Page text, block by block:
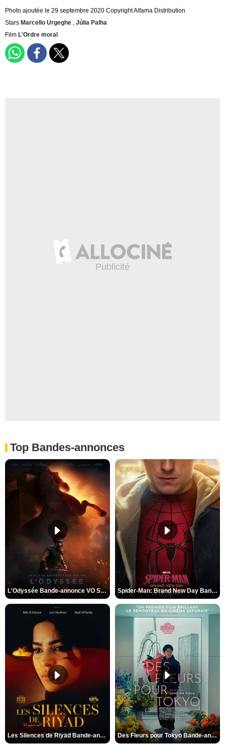
Photo ajoutée le 29 septembre 2020 Copyright Alfama Distribution
Stars Marcello Urgeghe , Júlia Palha
Film L'Ordre moral
Top Bandes-annonces
L'Odyssée Bande-annonce VO STFR Spider-Man: Brand New Day Bande-annonce VO STFR
Les Silences de Riyad Bande-annonce VO STFR Des Fleurs pour Tokyo Bande-annonce VO STFR